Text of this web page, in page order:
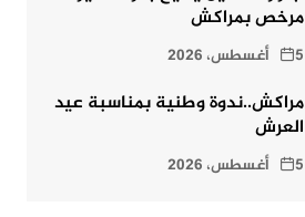
مرخص بمراكش
5 أغسطس، 2026
مراكش..ندوة وطنية بمناسبة عيد
العرش
5 أغسطس، 2026